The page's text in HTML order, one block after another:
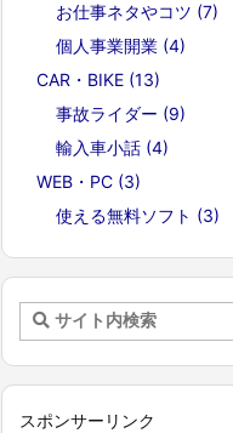
お仕事ネタやコツ (7)
個人事業開業 (4)
CAR・BIKE (13)
事故ライダー (9)
輸入車小話 (4)
WEB・PC (3)
使える無料ソフト (3)
スポンサーリンク